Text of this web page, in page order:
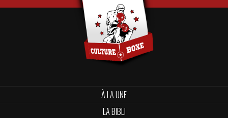
À LA UNE
LA BIBLI